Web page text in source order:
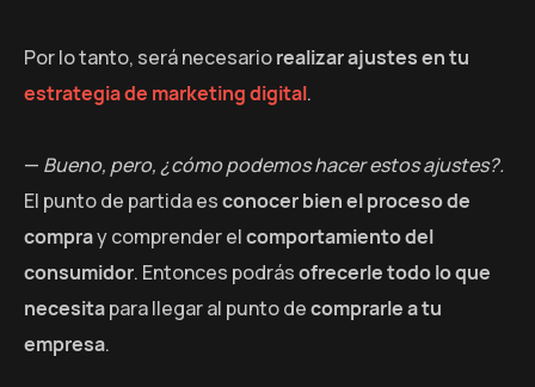
Por lo tanto, será necesariorealizar ajustes en tu
estrategia de marketing digital.
— Bueno, pero, ¿cómo podemos hacer estos ajustes?.
El punto de partida esconocer bien el proceso de
compray comprender elcomportamiento del
consumidor. Entonces podrásofrecerle todo lo que
necesitapara llegar al punto decomprarle a tu
empresa.